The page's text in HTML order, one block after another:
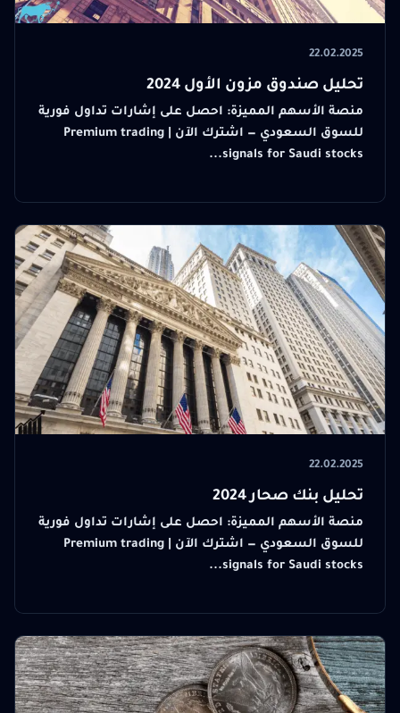
22.02.2025
تحليل صندوق مزون الأول 2024
منصة الأسهم المميزة: احصل على إشارات تداول فورية
للسوق السعودي — اشترك الآن | Premium trading
signals for Saudi stocks...
22.02.2025
تحليل بنك صحار 2024
منصة الأسهم المميزة: احصل على إشارات تداول فورية
للسوق السعودي — اشترك الآن | Premium trading
signals for Saudi stocks...